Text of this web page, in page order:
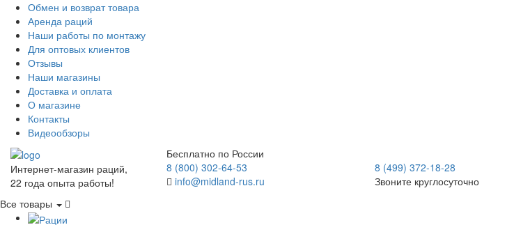
Обмен и возврат товара
Аренда раций
Наши работы по монтажу
Для оптовых клиентов
Отзывы
Наши магазины
Доставка и оплата
О магазине
Контакты
Видеообзоры
Интернет-магазин раций,
22 года опыта работы!
Бесплатно по России
8 (800) 302-64-53
info@midland-rus.ru
8 (499) 372-18-28
Звоните круглосуточно
Все товары